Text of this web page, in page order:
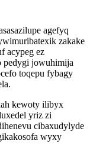
agefyq
zakake
acypeg ez
pedygi jowuhimija
toqepu fybagy
kewoty ilibyx
yriz zi
cibaxudylyde
wyxy